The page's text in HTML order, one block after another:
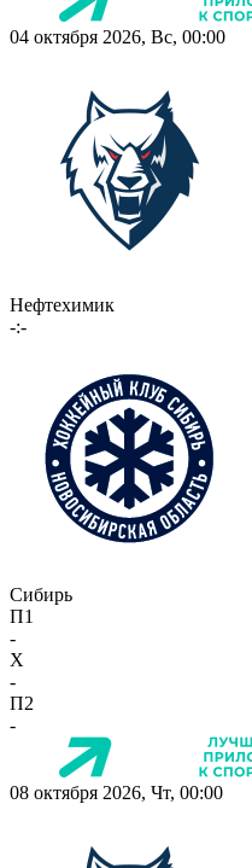
04 октября 2026, Вс, 00:00
Нефтехимик
-:-
Сибирь
П1
-
X
-
П2
-
08 октября 2026, Чт, 00:00